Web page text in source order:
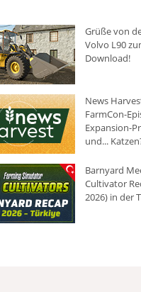
Grüße von
Volvo L90
Download!
News
FarmCon-
Expansion-
und...
Barnyard
Cultivator
2026) in der